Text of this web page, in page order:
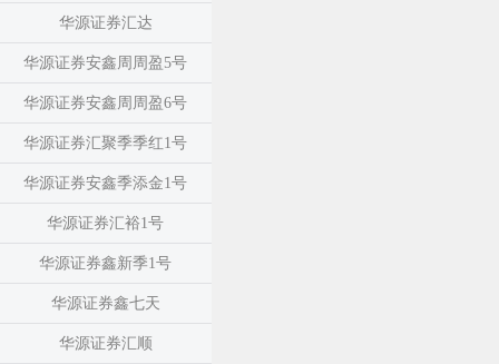
华源证券汇达
华源证券安鑫周周盈5号
华源证券安鑫周周盈6号
华源证券汇聚季季红1号
华源证券安鑫季添金1号
华源证券汇裕1号
华源证券鑫新季1号
华源证券鑫七天
华源证券汇顺